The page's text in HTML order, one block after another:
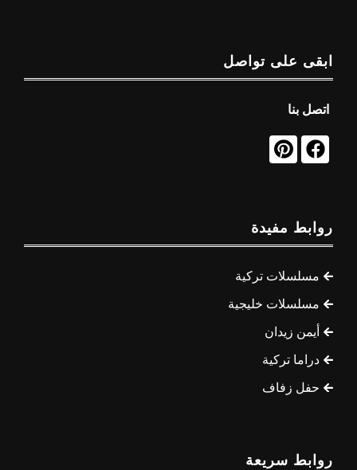
ابقى على تواصل
اتصل بنا
روابط مفيدة
مسلسلات تركية
مسلسلات خليجية
أيمن زيدان
دراما تركية
حفل زفاف
روابط سريعة